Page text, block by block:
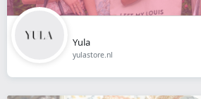
Yula
yulastore.nl